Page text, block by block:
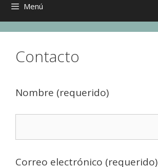
Menú
Contacto
Nombre (requerido)
Correo electrónico (requerido)